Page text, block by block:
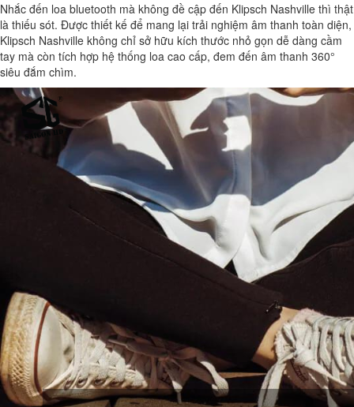
Nhắc đến loa bluetooth mà không đề cập đến Klipsch Nashville thì thật
là thiếu sót. Được thiết kế để mang lại trải nghiệm âm thanh toàn diện,
Klipsch Nashville không chỉ sở hữu kích thước nhỏ gọn dễ dàng cầm
tay mà còn tích hợp hệ thống loa cao cấp, đem đến âm thanh 360°
siêu đắm chìm.